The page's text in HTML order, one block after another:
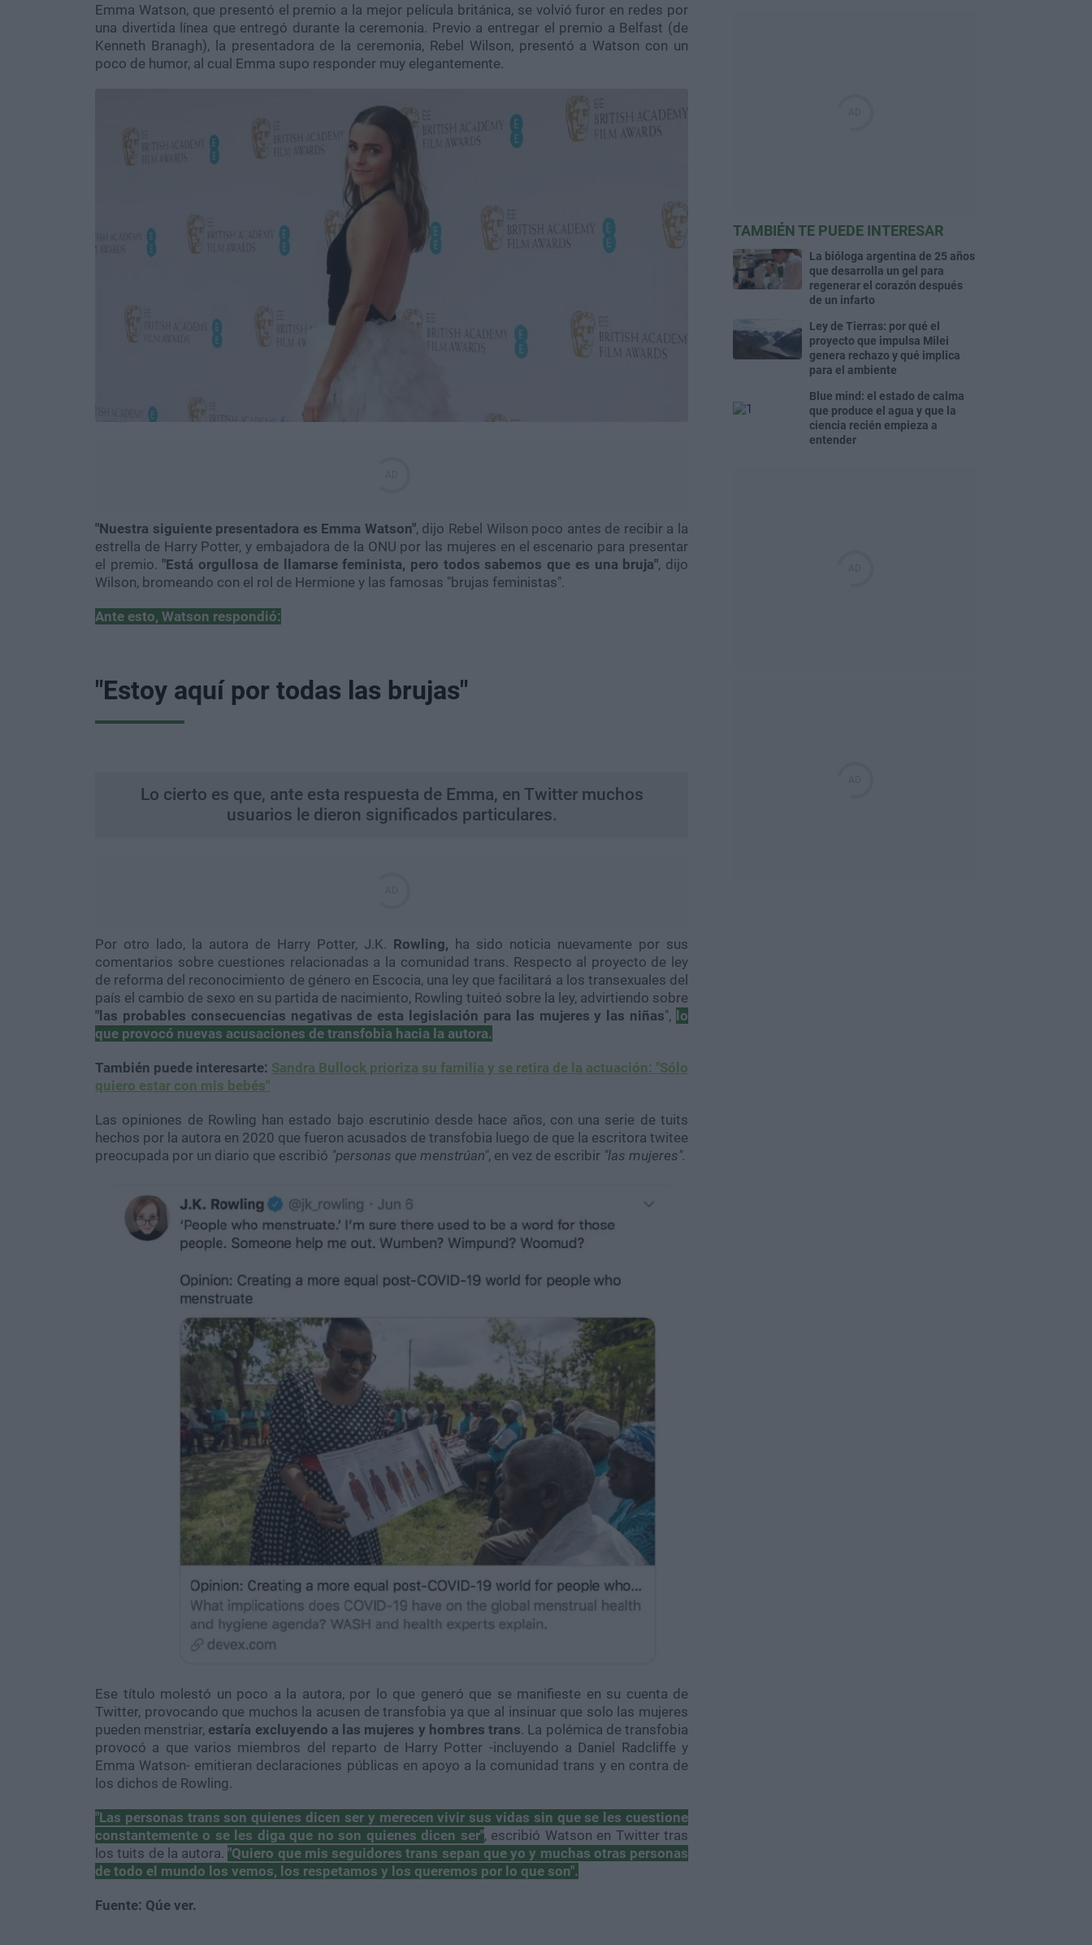
Emma Watson, que presentó el premio a la mejor película británica, se volvió furor en redes por
una divertida línea que entregó durante la ceremonia. Previo a entregar el premio a Belfast (de
Kenneth Branagh), la presentadora de la ceremonia, Rebel Wilson, presentó a Watson con un
poco de humor, al cual Emma supo responder muy elegantemente.
"Nuestra siguiente presentadora es Emma Watson", dijo Rebel Wilson poco antes de recibir a la
estrella de Harry Potter, y embajadora de la ONU por las mujeres en el escenario para presentar
el premio. "Está orgullosa de llamarse feminista, pero todos sabemos que es una bruja", dijo
Wilson, bromeando con el rol de Hermione y las famosas "brujas feministas".
Ante esto, Watson respondió:
"Estoy aquí por todas las brujas"
Lo cierto es que, ante esta respuesta de Emma, en Twitter muchos
usuarios le dieron significados particulares.
Por otro lado, la autora de Harry Potter, J.K. Rowling, ha sido noticia nuevamente por sus
comentarios sobre cuestiones relacionadas a la comunidad trans. Respecto al proyecto de ley
de reforma del reconocimiento de género en Escocia, una ley que facilitará a los transexuales del
país el cambio de sexo en su partida de nacimiento, Rowling tuiteó sobre la ley, advirtiendo sobre
"las probables consecuencias negativas de esta legislación para las mujeres y las niñas", lo
que provocó nuevas acusaciones de transfobia hacia la autora.
También puede interesarte: Sandra Bullock prioriza su familia y se retira de la actuación: "Sólo
quiero estar con mis bebés"
Las opiniones de Rowling han estado bajo escrutinio desde hace años, con una serie de tuits
hechos por la autora en 2020 que fueron acusados de transfobia luego de que la escritora twitee
preocupada por un diario que escribió "personas que menstrúan", en vez de escribir "las mujeres".
Ese título molestó un poco a la autora, por lo que generó que se manifieste en su cuenta de
Twitter, provocando que muchos la acusen de transfobia ya que al insinuar que solo las mujeres
pueden menstriar, estaría excluyendo a las mujeres y hombres trans. La polémica de transfobia
provocó a que varios miembros del reparto de Harry Potter -incluyendo a Daniel Radcliffe y
Emma Watson- emitieran declaraciones públicas en apoyo a la comunidad trans y en contra de
los dichos de Rowling.
"Las personas trans son quienes dicen ser y merecen vivir sus vidas sin que se les cuestione
constantemente o se les diga que no son quienes dicen ser", escribió Watson en Twitter tras
los tuits de la autora."Quiero que mis seguidores trans sepan que yo y muchas otras personas
de todo el mundo los vemos, los respetamos y los queremos por lo que son".
Fuente: Qúe ver.
TAMBIÉN TE PUEDE INTERESAR
La bióloga argentina de 25 años
que desarrolla un gel para
regenerar el corazón después
de un infarto
Ley de Tierras: por qué el
proyecto que impulsa Milei
genera rechazo y qué implica
para el ambiente
Blue mind: el estado de calma
que produce el agua y que la
ciencia recién empieza a
entender